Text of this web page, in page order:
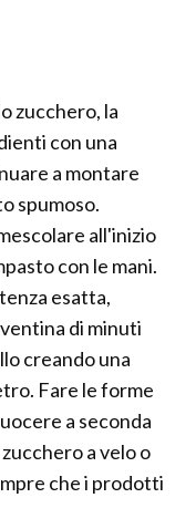
zucchero, la
con una
a montare
spumoso.
all'inizio
con le mani.
esatta,
di minuti
creando una
Fare le forme
a seconda
a velo o
che i prodotti